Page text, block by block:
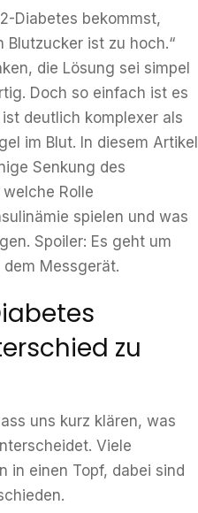
Diabetes bekommst,
Blutzucker ist zu hoch.“
die Lösung sei simpel
Doch so einfach ist es
deutlich komplexer als
im Blut. In diesem Artikel
Senkung des
Rolle
spielen und was
Spoiler: Es geht um
Messgerät.
zu
uns kurz klären, was
Viele
in einen Topf, dabei sind